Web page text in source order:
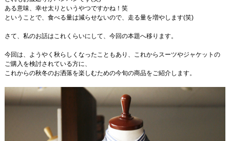
ある意味、幸せ太りというやつですかね！笑
ということで、食べる量は減らせないので、走る量を増やします(笑)
さて、私のお話はこれくらいにして、今回の本題へ移ります。
今回は、ようやく秋らしくなったこともあり、これからスーツやジャケットの
ご購入を検討されている方に、
これからの秋冬のお洒落を楽しむための今旬の商品をご紹介します。